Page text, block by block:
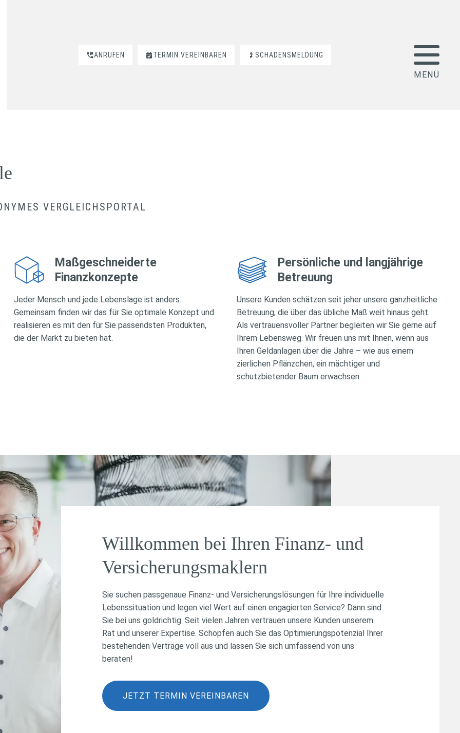
ANRUFEN TERMIN VEREINBAREN SCHADENSMELDUNG
VERGLEICHSPORTAL
Maßgeschneiderte
Finanzkonzepte
Jeder Mensch und jede Lebenslage ist anders.
Gemeinsam finden wir das für Sie optimale Konzept und
realisieren es mit den für Sie passendsten Produkten,
die der Markt zu bieten hat.
Persönliche und langjährige
Betreuung
Unsere Kunden schätzen seit jeher unsere ganzheitliche
Betreuung, die über das übliche Maß weit hinaus geht.
Als vertrauensvoller Partner begleiten wir Sie gerne auf
Ihrem Lebensweg. Wir freuen uns mit Ihnen, wenn aus
Ihren Geldanlagen über die Jahre – wie aus einem
zierlichen Pflänzchen, ein mächtiger und
schutzbietender Baum erwachsen.
Willkommen bei Ihren Finanz- und
Versicherungsmaklern
Sie suchen passgenaue Finanz- und Versicherungslösungen für Ihre individuelle
Lebenssituation und legen viel Wert auf einen engagierten Service? Dann sind
Sie bei uns goldrichtig. Seit vielen Jahren vertrauen unsere Kunden unserem
Rat und unserer Expertise. Schöpfen auch Sie das Optimierungspotenzial Ihrer
bestehenden Verträge voll aus und lassen Sie sich umfassend von uns
beraten!
JETZT TERMIN VEREINBAREN